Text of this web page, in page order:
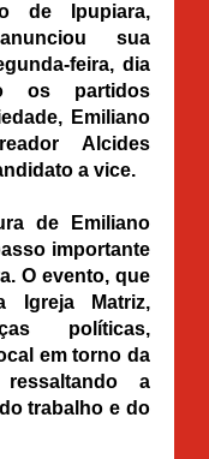
de Ipupiara,
sua
feira, dia
os partidos
Emiliano
Alcides
a vice.
de Emiliano
importante
O evento, que
Igreja Matriz,
políticas,
em torno da
ressaltando a
trabalho e do